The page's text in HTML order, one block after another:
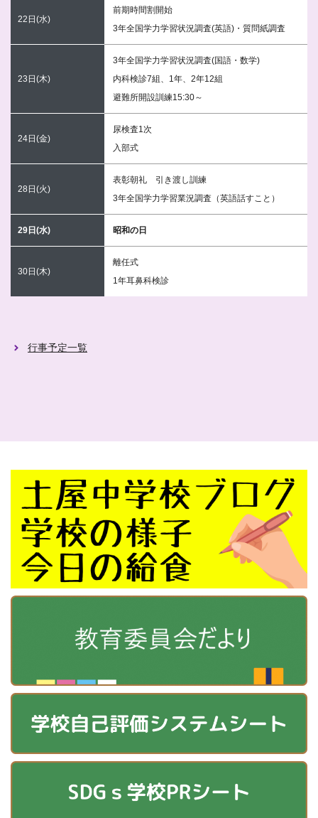
22日(水)
前期時間割開始
3年全国学力学習状況調査(英語)・質問紙調査
23日(木)
3年全国学力学習状況調査(国語・数学)
内科検診7組、1年、2年12組
避難所開設訓練15:30～
24日(金)
尿検査1次
入部式
28日(火)
表彰朝礼 引き渡し訓練
3年全国学力学習業況調査（英語話すこと）
29日(水) 昭和の日
30日(木)
離任式
1年耳鼻科検診
行事予定一覧